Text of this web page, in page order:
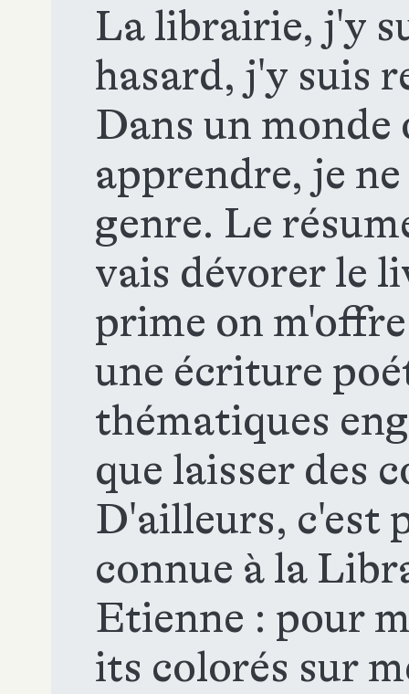
La librairie, j'y
hasard, j'y suis
Dans un
apprendre, je
genre. Le
vais dévorer le
prime on
une écriture
thématiques
que laisser des
D'ailleurs, c'est
connue à la
Etienne : pour
its colorés sur